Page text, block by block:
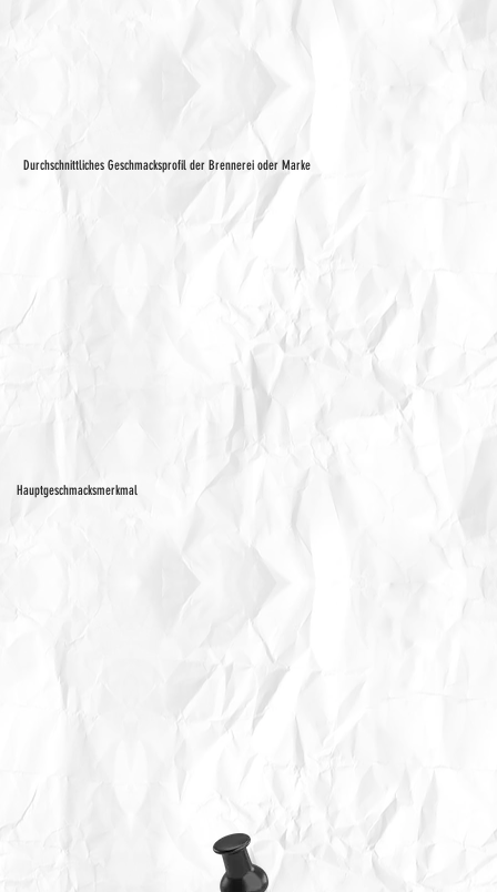
Durchschnittliches Geschmacksprofil der Brennerei oder Marke
Hauptgeschmacksmerkmal